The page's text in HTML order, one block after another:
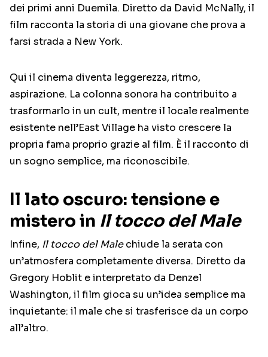
dei primi anni Duemila. Diretto da David McNally, il
film racconta la storia di una giovane che prova a
farsi strada a New York.
Qui il cinema diventa leggerezza, ritmo,
aspirazione. La colonna sonora ha contribuito a
trasformarlo in un cult, mentre il locale realmente
esistente nell’East Village ha visto crescere la
propria fama proprio grazie al film. È il racconto di
un sogno semplice, ma riconoscibile.
Il lato oscuro: tensione e
mistero in Il tocco del Male
Infine, Il tocco del Malechiude la serata con
un’atmosfera completamente diversa. Diretto da
Gregory Hoblit e interpretato da Denzel
Washington, il film gioca su un’idea semplice ma
inquietante: il male che si trasferisce da un corpo
all’altro.